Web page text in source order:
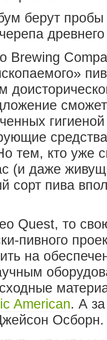
берут пробы
Brewing
тем, кто уже
(и даже
сорт пива
Quest, то
пивного
на
American. А за
Осборн.